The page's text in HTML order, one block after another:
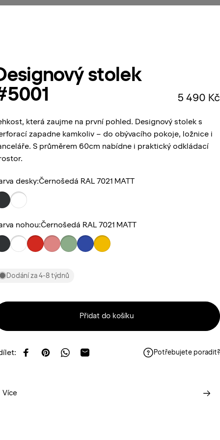
stolek
5 490 Kč
která zaujme na první pohled. Designový stolek s
zapadne kamkoliv – do obývacího pokoje, ložnice i
S průměrem 60cm nabídne i praktický odkládací
desky
desky:Černošedá RAL 7021 MATT
nohou
nohou:Černošedá RAL 7021 MATT
Dodání za 4-8 týdnů
Přidat do košíku
Sdílet na Facebooku
Sdílet na Pinterestu
Sdílet ve Whatsappu
Poslat e-mailem Potřebujete poradit?
Více